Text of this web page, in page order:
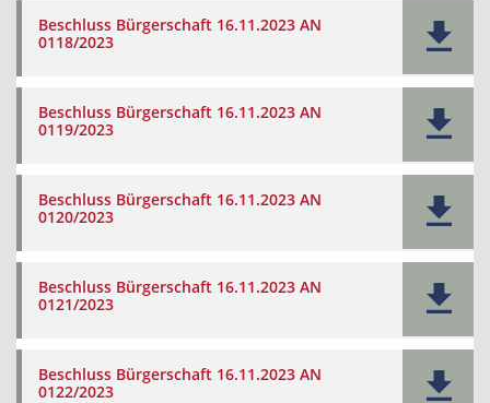
Beschluss Bürgerschaft 16.11.2023 AN
0118/2023
Beschluss Bürgerschaft 16.11.2023 AN
0119/2023
Beschluss Bürgerschaft 16.11.2023 AN
0120/2023
Beschluss Bürgerschaft 16.11.2023 AN
0121/2023
Beschluss Bürgerschaft 16.11.2023 AN
0122/2023